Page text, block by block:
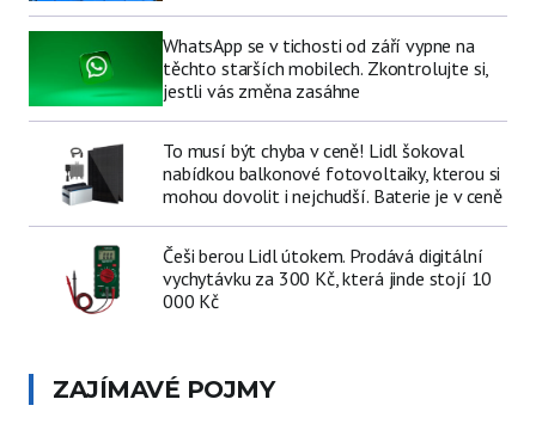
WhatsApp se v tichosti od září vypne na
těchto starších mobilech. Zkontrolujte si,
jestli vás změna zasáhne
To musí být chyba v ceně! Lidl šokoval
nabídkou balkonové fotovoltaiky, kterou si
mohou dovolit i nejchudší. Baterie je v ceně
Češi berou Lidl útokem. Prodává digitální
vychytávku za 300 Kč, která jinde stojí 10
000 Kč
ZAJÍMAVÉ POJMY